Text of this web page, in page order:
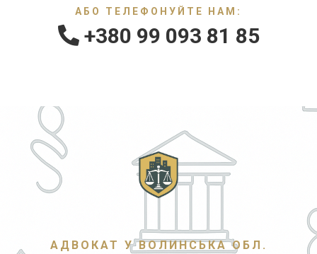
АБО ТЕЛЕФОНУЙТЕ НАМ:
+380 99 093 81 85
АДВОКАТ У ВОЛИНСЬКА ОБЛ.